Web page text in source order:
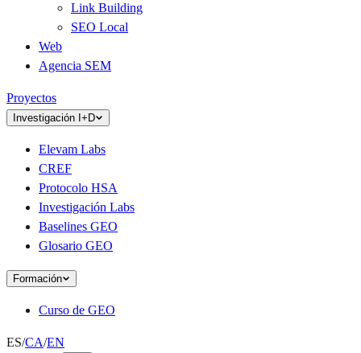
Link Building
SEO Local
Web
Agencia SEM
Proyectos
Investigación I+D
Elevam Labs
CREF
Protocolo HSA
Investigación Labs
Baselines GEO
Glosario GEO
Formación
Curso de GEO
ES/CA/EN